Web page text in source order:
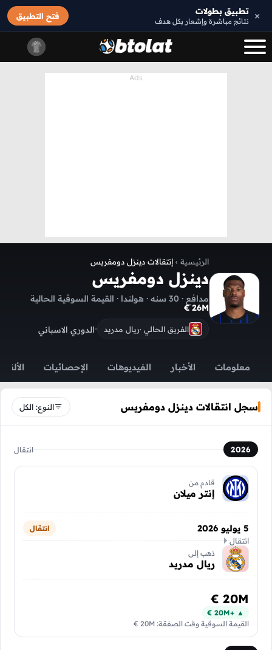
× تطبيق بطولات
نتائج مباشرة وإشعار بكل هدف
فتح التطبيق
الرئيسية › إنتقالات دينزل دومفريس
دينزل دومفريس
مدافع · 30 سنه · هولندا · القيمة السوقية الحالية
26M €
الفريق الحالي ·ريال مدريد الدوري الاسباني
معلومات الأخبار الفيديوهات الإحصائيات
سجل انتقالات دينزل دومفريس النوع: الكل
2026 انتقال
قادم من
إنتر ميلان
5 يوليو 2026 انتقال
انتقال
ذهب إلى
ريال مدريد
20M €
▲ +20M €
القيمة السوقية وقت الصفقة: 20M €